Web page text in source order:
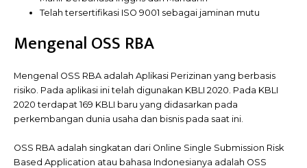
Telah tersertifikasi ISO 9001 sebagai jaminan mutu
Mengenal OSS RBA
Mengenal OSS RBA adalah Aplikasi Perizinan yang berbasis
risiko. Pada aplikasi ini telah digunakan KBLI 2020. Pada KBLI
2020 terdapat 169 KBLI baru yang didasarkan pada
perkembangan dunia usaha dan bisnis pada saat ini.
OSS RBA adalah singkatan dari Online Single Submission Risk
Based Application atau bahasa Indonesianya adalah OSS